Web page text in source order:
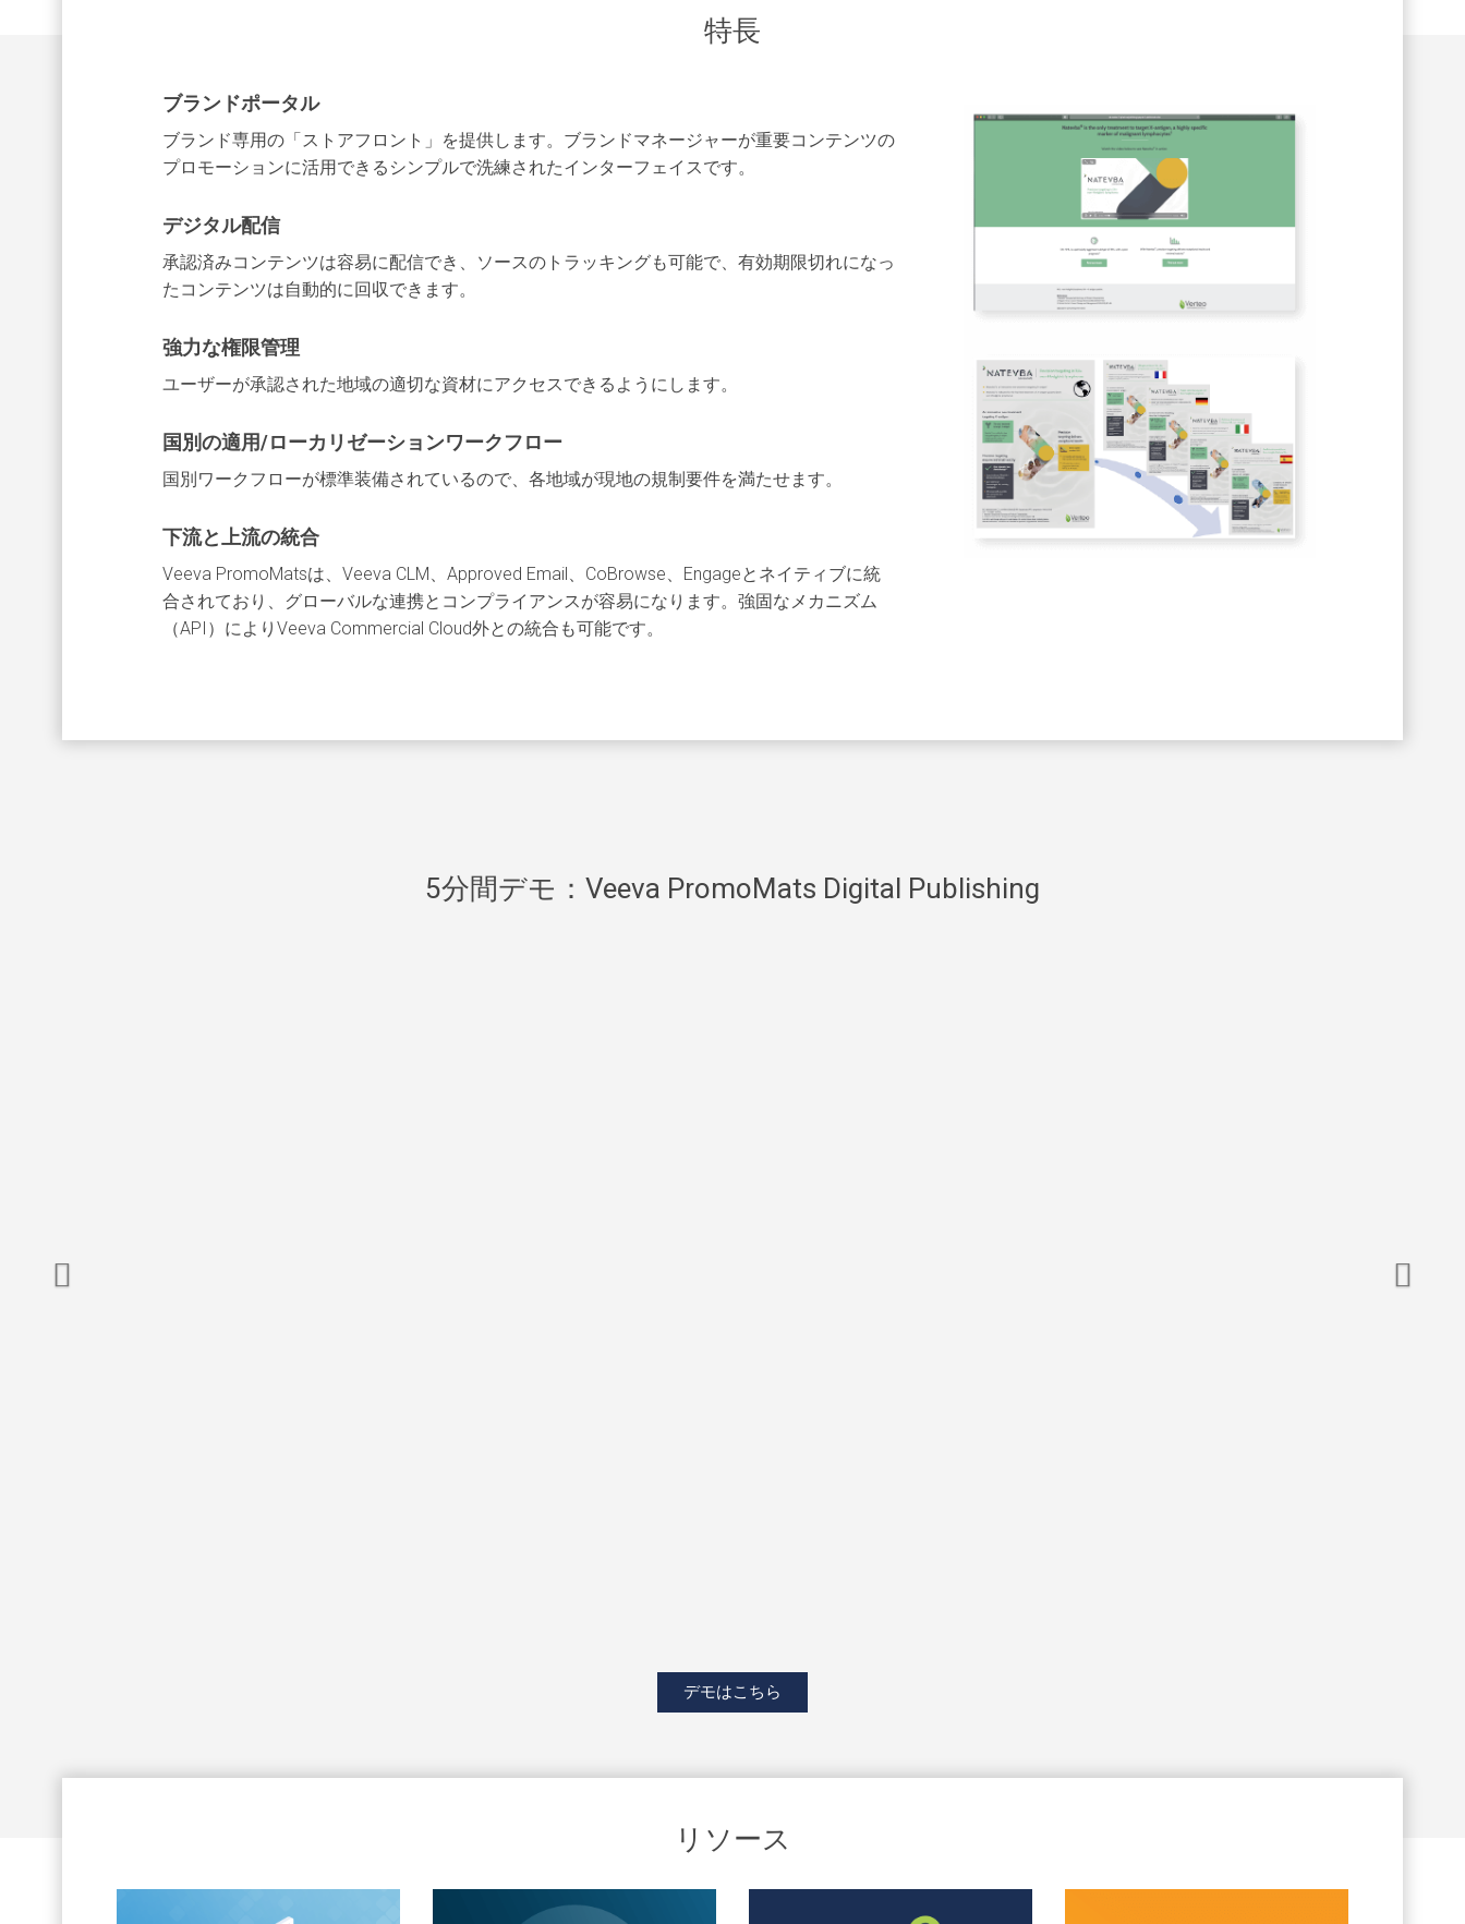
特長
ブランドポータル
ブランド専用の「ストアフロント」を提供します。ブランドマネージャーが重要コンテンツの
プロモーションに活用できるシンプルで洗練されたインターフェイスです。
デジタル配信
承認済みコンテンツは容易に配信でき、ソースのトラッキングも可能で、有効期限切れになっ
たコンテンツは自動的に回収できます。
強力な権限管理
ユーザーが承認された地域の適切な資材にアクセスできるようにします。
国別の適用/ローカリゼーションワークフロー
国別ワークフローが標準装備されているので、各地域が現地の規制要件を満たせます。
下流と上流の統合
Veeva PromoMatsは、Veeva CLM、Approved Email、CoBrowse、Engageとネイティブに統
合されており、グローバルな連携とコンプライアンスが容易になります。強固なメカニズム
（API）によりVeeva Commercial Cloud外との統合も可能です。
5分間デモ：Veeva PromoMats Digital Publishing
デモはこちら
リソース